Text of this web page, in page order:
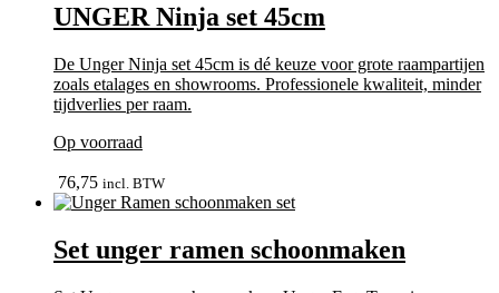
UNGER Ninja set 45cm
De Unger Ninja set 45cm is dé keuze voor grote raampartijen
zoals etalages en showrooms. Professionele kwaliteit, minder
tijdverlies per raam.
Op voorraad
76,75 incl. BTW
Set unger ramen schoonmaken